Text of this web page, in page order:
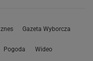
Gazeta Wyborcza
Pogoda Wideo